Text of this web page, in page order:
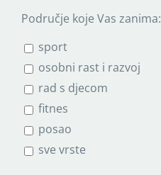
Područje koje Vas zanima:
sport
osobni rast i razvoj
rad s djecom
fitnes
posao
sve vrste